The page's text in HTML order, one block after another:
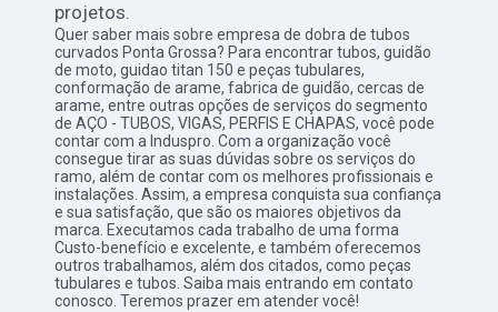
projetos.
Quer saber mais sobre empresa de dobra de tubos
curvados Ponta Grossa? Para encontrar tubos, guidão
de moto, guidao titan 150 e peças tubulares,
conformação de arame, fabrica de guidão, cercas de
arame, entre outras opções de serviços do segmento
de AÇO - TUBOS, VIGAS, PERFIS E CHAPAS, você pode
contar com a Induspro. Com a organização você
consegue tirar as suas dúvidas sobre os serviços do
ramo, além de contar com os melhores profissionais e
instalações. Assim, a empresa conquista sua confiança
e sua satisfação, que são os maiores objetivos da
marca. Executamos cada trabalho de uma forma
Custo-benefício e excelente, e também oferecemos
outros trabalhamos, além dos citados, como peças
tubulares e tubos. Saiba mais entrando em contato
conosco. Teremos prazer em atender você!